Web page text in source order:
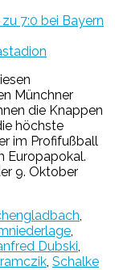
zu 7:0 bei Bayern
Münchner
die Knappen
höchste
im Profifußball
Europapokal.
9. Oktober
Dubski
Schalke